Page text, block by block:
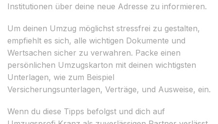
Institutionen über deine neue Adresse zu informieren.
Um deinen Umzug möglichst stressfrei zu gestalten,
empfiehlt es sich, alle wichtigen Dokumente und
Wertsachen sicher zu verwahren. Packe einen
persönlichen Umzugskarton mit deinen wichtigsten
Unterlagen, wie zum Beispiel
Versicherungsunterlagen, Verträge, und Ausweise, ein.
Wenn du diese Tipps befolgst und dich auf